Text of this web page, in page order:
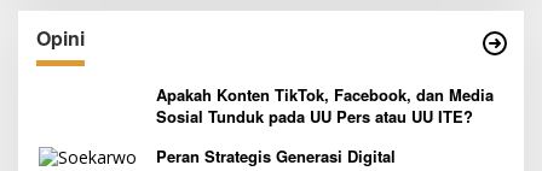
Opini
Apakah Konten TikTok, Facebook, dan Media
Sosial Tunduk pada UU Pers atau UU ITE?
Peran Strategis Generasi Digital